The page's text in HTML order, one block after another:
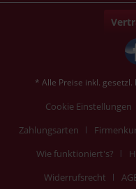
* Alle Preise inkl.
Cookie Einstellungen
Zahlungsarten
Wie funktioniert's?
Widerrufsrecht